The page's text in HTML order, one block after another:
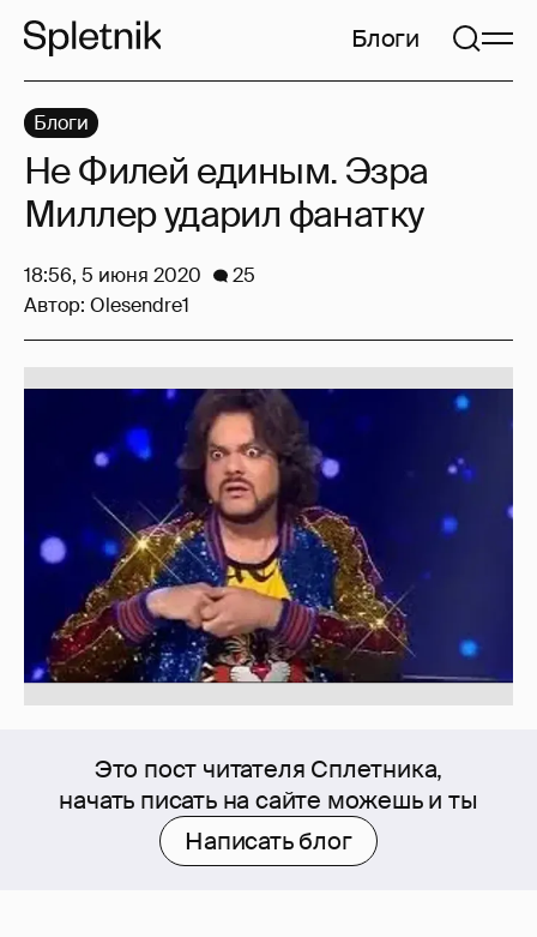
Блоги
Это пост читателя Сплетника,
начать писать на сайте можешь и ты
Написать блог
Блоги
Не Филей единым. Эзра
Миллер ударил фанатку
18:56, 5 июня 2020
25
Автор: Olesendre1